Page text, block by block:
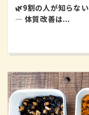
🌿9割の人が知らな
― 体質改善は...